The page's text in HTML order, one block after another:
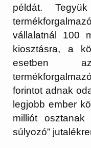
példát.
vállalatnál 100
kiosztásra, a
esetben
forintot adnak
legjobb ember
milliót
súlyozó”